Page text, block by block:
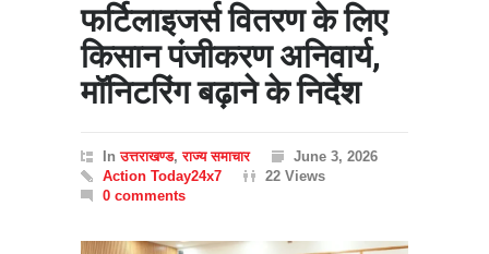
फर्टिलाइजर्स वितरण के लिए
किसान पंजीकरण अनिवार्य,
मॉनिटरिंग बढ़ाने के निर्देश
Inउत्तराखण्ड,राज्य समाचार
June 3, 2026
Action Today24x7
22 Views
0 comments